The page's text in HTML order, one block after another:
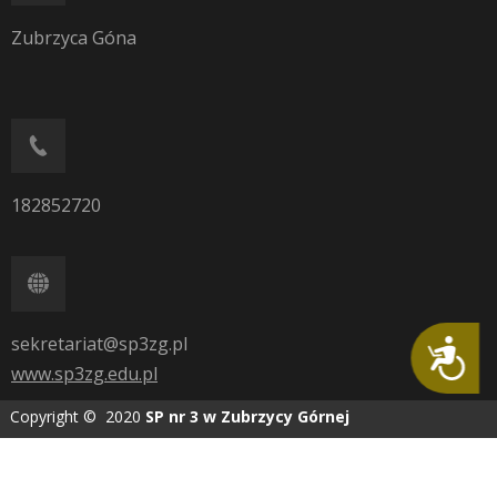
Dostępność
Zubrzyca Góna
182852720
sekretariat@sp3zg.pl
www.sp3zg.edu.pl
Copyright © 2020 SP nr 3 w Zubrzycy Górnej